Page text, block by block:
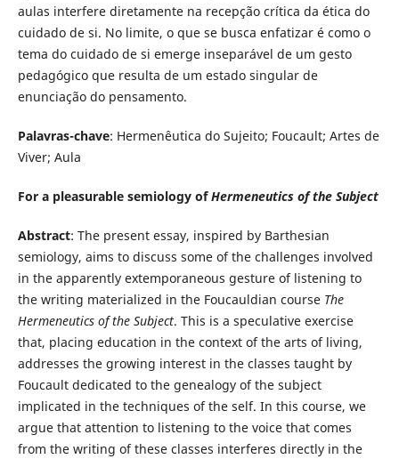
aulas interfere diretamente na recepção crítica da ética do
cuidado de si. No limite, o que se busca enfatizar é como o
tema do cuidado de si emerge inseparável de um gesto
pedagógico que resulta de um estado singular de
enunciação do pensamento.
Palavras-chave: Hermenêutica do Sujeito; Foucault; Artes de
Viver; Aula
For a pleasurable semiology ofHermeneutics of the Subject
Abstract: The present essay, inspired by Barthesian
semiology, aims to discuss some of the challenges involved
in the apparently extemporaneous gesture of listening to
the writing materialized in the Foucauldian course The
Hermeneutics of the Subject. This is a speculative exercise
that, placing education in the context of the arts of living,
addresses the growing interest in the classes taught by
Foucault dedicated to the genealogy of the subject
implicated in the techniques of the self. In this course, we
argue that attention to listening to the voice that comes
from the writing of these classes interferes directly in the